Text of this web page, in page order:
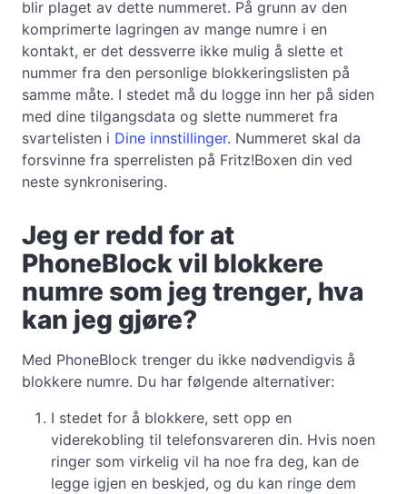
blir plaget av dette nummeret. På grunn av den
komprimerte lagringen av mange numre i en
kontakt, er det dessverre ikke mulig å slette et
nummer fra den personlige blokkeringslisten på
samme måte. I stedet må du logge inn her på siden
med dine tilgangsdata og slette nummeret fra
svartelisten i Dine innstillinger. Nummeret skal da
forsvinne fra sperrelisten på Fritz!Boxen din ved
neste synkronisering.
Jeg er redd for at
PhoneBlock vil blokkere
numre som jeg trenger, hva
kan jeg gjøre?
Med PhoneBlock trenger du ikke nødvendigvis å
blokkere numre. Du har følgende alternativer:
I stedet for å blokkere, sett opp en
viderekobling til telefonsvareren din. Hvis noen
ringer som virkelig vil ha noe fra deg, kan de
legge igjen en beskjed, og du kan ringe dem